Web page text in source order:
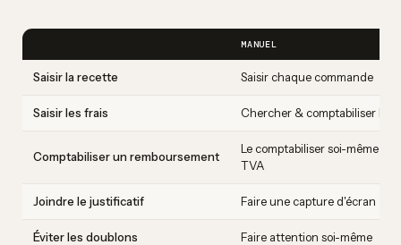
MANUEL
Saisir la recette Saisir chaque commande
Saisir les frais Chercher & comptabiliser les
Comptabiliser un remboursement
Le comptabiliser soi-même
TVA
Joindre le justificatif Faire une capture d'écran
Éviter les doublons Faire attention soi-même